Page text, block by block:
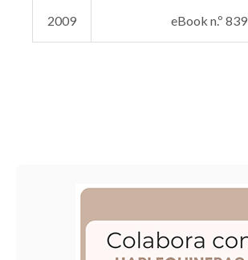
2009 eBook n.º 839